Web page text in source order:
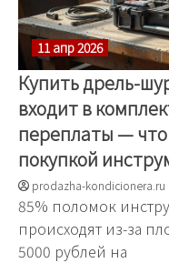
11 апр 2026
Купить дрель-
входит в
переплаты —
покупкой
prodazha-kondicionera.ru
85% поломок
происходят из-за
5000 рублей на